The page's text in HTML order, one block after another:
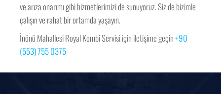
ve arıza onarımı gibi hizmetlerimizi de sunuyoruz. Siz de bizimle
çalışın ve rahat bir ortamda yaşayın.
İnönü Mahallesi Royal Kombi Servisi için iletişime geçin+90
(553) 755 0375